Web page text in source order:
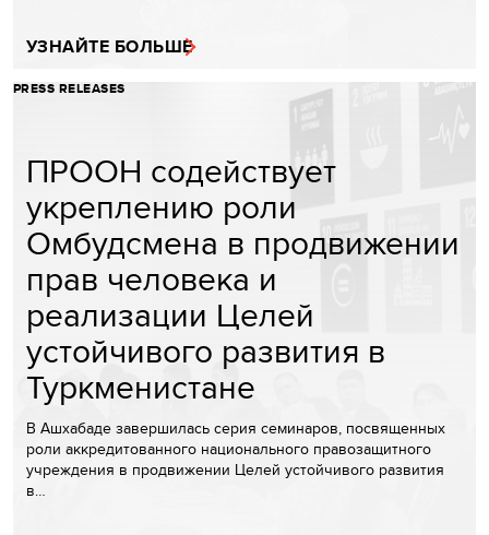
УЗНАЙТЕ БОЛЬШЕ
PRESS RELEASES
ПРООН содействует
укреплению роли
Омбудсмена в продвижении
прав человека и
реализации Целей
устойчивого развития в
Туркменистане
В Ашхабаде завершилась серия семинаров, посвященных
роли аккредитованного национального правозащитного
учреждения в продвижении Целей устойчивого развития
в…